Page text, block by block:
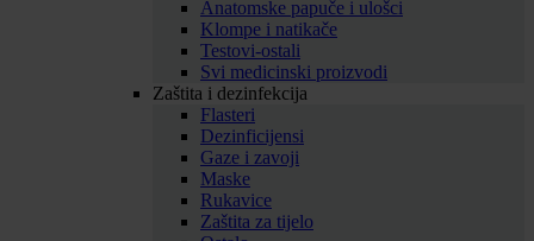
Anatomske papuče i ulošci
Klompe i natikače
Testovi-ostali
Svi medicinski proizvodi
Zaštita i dezinfekcija
Flasteri
Dezinficijensi
Gaze i zavoji
Maske
Rukavice
Zaštita za tijelo